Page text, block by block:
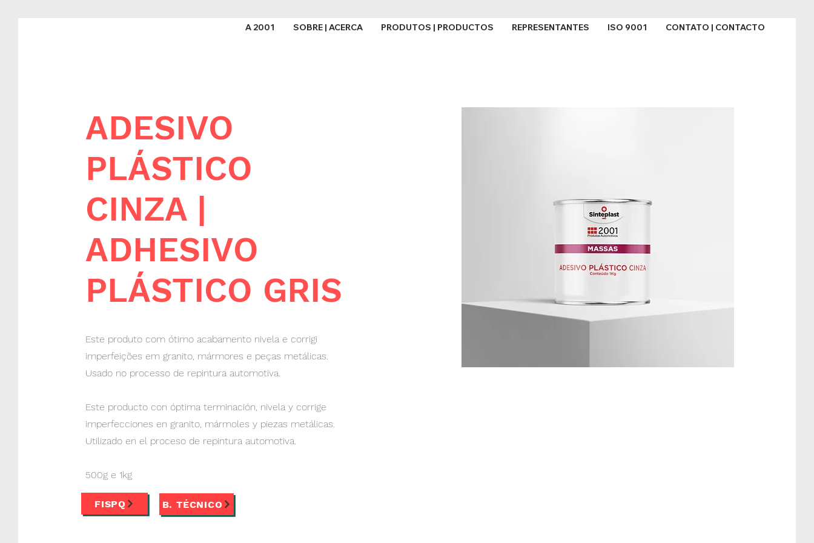
A 2001 SOBRE | ACERCA PRODUTOS | PRODUCTOS REPRESENTANTES ISO 9001 CONTATO | CONTACTO
ADESIVO
PLÁSTICO
CINZA |
ADHESIVO
PLÁSTICO GRIS
Este produto com ótimo acabamento nivela e corrigi
imperfeições em granito, mármores e peças metálicas.
Usado no processo de repintura automotiva.
Este producto con óptima terminación, nivela y corrige
imperfecciones en granito, mármoles y piezas metálicas.
Utilizado en el proceso de repintura automotiva.
500g e 1kg
FISPQ B. TÉCNICO